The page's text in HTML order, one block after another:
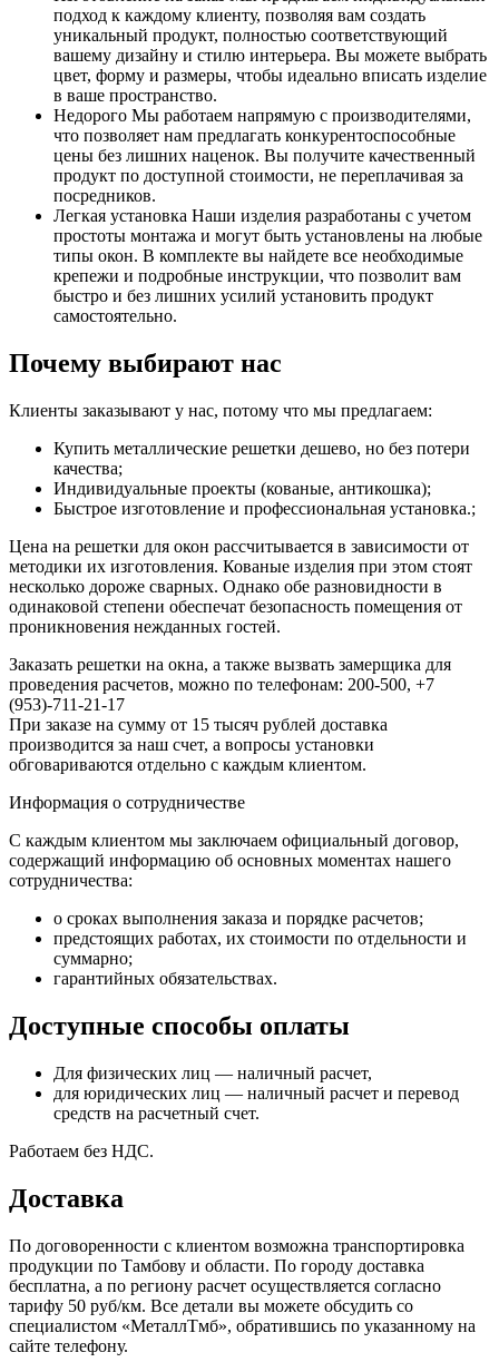
подход к каждому клиенту, позволяя вам создать
уникальный продукт, полностью соответствующий
вашему дизайну и стилю интерьера. Вы можете выбрать
цвет, форму и размеры, чтобы идеально вписать изделие
в ваше пространство.
Недорого Мы работаем напрямую с производителями,
что позволяет нам предлагать конкурентоспособные
цены без лишних наценок. Вы получите качественный
продукт по доступной стоимости, не переплачивая за
посредников.
Легкая установка Наши изделия разработаны с учетом
простоты монтажа и могут быть установлены на любые
типы окон. В комплекте вы найдете все необходимые
крепежи и подробные инструкции, что позволит вам
быстро и без лишних усилий установить продукт
самостоятельно.
Почему выбирают нас
Клиенты заказывают у нас, потому что мы предлагаем:
Купить металлические решетки дешево, но без потери
качества;
Индивидуальные проекты (кованые, антикошка);
Быстрое изготовление и профессиональная установка.;
Цена на решетки для окон рассчитывается в зависимости от
методики их изготовления. Кованые изделия при этом стоят
несколько дороже сварных. Однако обе разновидности в
одинаковой степени обеспечат безопасность помещения от
проникновения нежданных гостей.
Заказать решетки на окна, а также вызвать замерщика для
проведения расчетов, можно по телефонам: 200-500, +7
(953)-711-21-17
При заказе на сумму от 15 тысяч рублей доставка
производится за наш счет, а вопросы установки
обговариваются отдельно с каждым клиентом.
Информация о сотрудничестве
С каждым клиентом мы заключаем официальный договор,
содержащий информацию об основных моментах нашего
сотрудничества:
о сроках выполнения заказа и порядке расчетов;
предстоящих работах, их стоимости по отдельности и
суммарно;
гарантийных обязательствах.
Доступные способы оплаты
Для физических лиц — наличный расчет,
для юридических лиц — наличный расчет и перевод
средств на расчетный счет.
Работаем без НДС.
Доставка
По договоренности с клиентом возможна транспортировка
продукции по Тамбову и области. По городу доставка
бесплатна, а по региону расчет осуществляется согласно
тарифу 50 руб/км. Все детали вы можете обсудить со
специалистом «МеталлТмб», обратившись по указанному на
сайте телефону.